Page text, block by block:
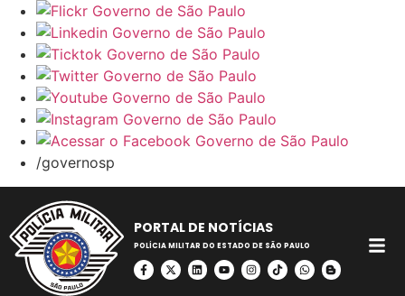
/governosp
PORTAL DE NOTÍCIAS
POLÍCIA MILITAR DO ESTADO DE SÃO PAULO